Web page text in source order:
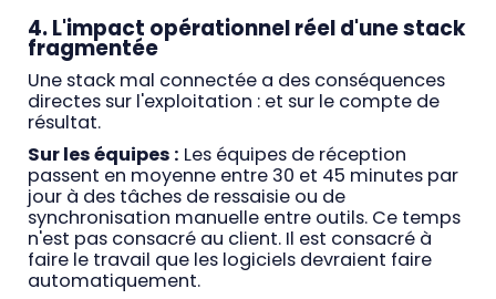
4. L'impact opérationnel réel d'une stack
fragmentée
Une stack mal connectée a des conséquences
directes sur l'exploitation : et sur le compte de
résultat.
Sur les équipes : Les équipes de réception
passent en moyenne entre 30 et 45 minutes par
jour à des tâches de ressaisie ou de
synchronisation manuelle entre outils. Ce temps
n'est pas consacré au client. Il est consacré à
faire le travail que les logiciels devraient faire
automatiquement.